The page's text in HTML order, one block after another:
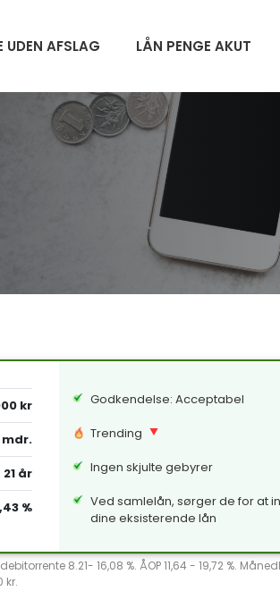
UDEN AFSLAG LÅN PENGE AKUT
kr
mdr.
21 år
%
Godkendelse: Acceptabel
Trending
Ingen skjulte gebyrer
Ved samlelån, sørger de for at
dine eksisterende lån
8.21- 16,08 %. ÅOP 11,64 - 19,72 %.
kr.